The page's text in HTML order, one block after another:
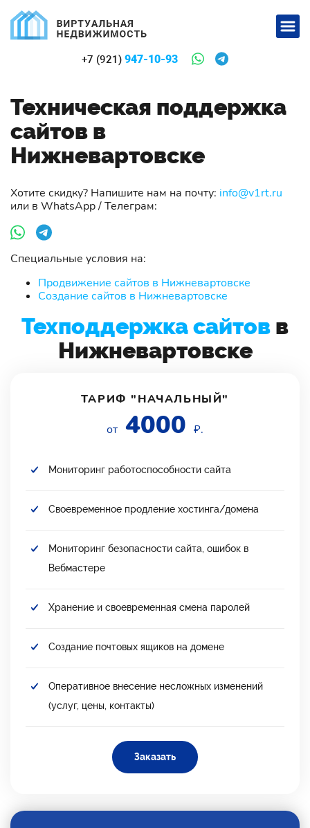
+7 (921) 947-10-93
Техническая поддержка
сайтов в
Нижневартовске
Хотите скидку? Напишите нам на почту: info@v1rt.ru
или в WhatsApp / Телеграм:
Специальные условия на:
Продвижение сайтов в Нижневартовске
Создание сайтов в Нижневартовске
Техподдержка сайтов в
Нижневартовске
ТАРИФ "НАЧАЛЬНЫЙ"
от 4000 ₽.
Мониторинг работоспособности сайта
Своевременное продление хостинга/домена
Мониторинг безопасности сайта, ошибок в
Вебмастере
Хранение и своевременная смена паролей
Создание почтовых ящиков на домене
Оперативное внесение несложных изменений
(услуг, цены, контакты)
Заказать